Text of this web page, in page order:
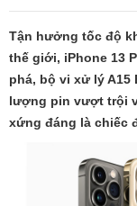
Tận hưởng tốc độ
thế giới, iPhone 13
phá, bộ vi xử lý
lượng pin vượt trội
xứng đáng là chiếc